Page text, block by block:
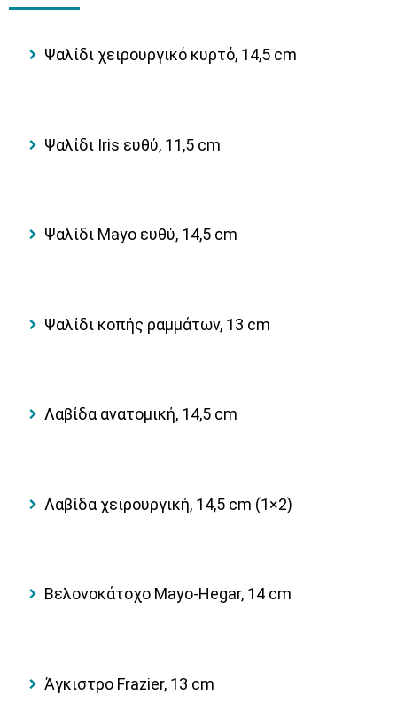
Ψαλίδι χειρουργικό κυρτό, 14,5 cm
Ψαλίδι Iris ευθύ, 11,5 cm
Ψαλίδι Mayo ευθύ, 14,5 cm
Ψαλίδι κοπής ραμμάτων, 13 cm
Λαβίδα ανατομική, 14,5 cm
Λαβίδα χειρουργική, 14,5 cm (1×2)
Βελονοκάτοχο Mayo-Hegar, 14 cm
Άγκιστρο Frazier, 13 cm